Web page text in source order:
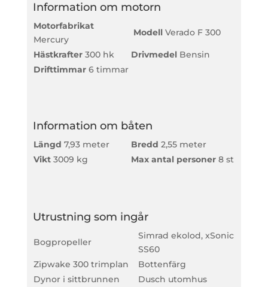
Information om motorn
Motorfabrikat
Mercury
ModellVerado F 300
Hästkrafter300 hk DrivmedelBensin
Drifttimmar6 timmar
Information om båten
Längd 7,93 meter Bredd 2,55 meter
Vikt3009 kg Max antal personer8 st
Utrustning som ingår
Bogpropeller
Simrad ekolod, xSonic
SS60
Zipwake 300 trimplan
Bottenfärg
Dynor i sittbrunnen
Dusch utomhus